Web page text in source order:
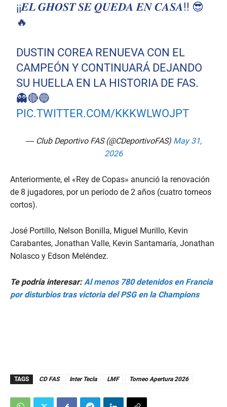
¡¡𝑬𝑳 𝑮𝑯𝑶𝑺𝑻 𝑺𝑬 𝑸𝑼𝑬𝑫𝑨 𝑬𝑵 𝑪𝑨𝑺𝑨!! 😎
🔥
DUSTIN COREA RENUEVA CON EL
CAMPEÓN Y CONTINUARÁ DEJANDO
SU HUELLA EN LA HISTORIA DE FAS.
👻🔴🔵
PIC.TWITTER.COM/KKKWLWOJPT
— Club Deportivo FAS (@CDeportivoFAS) May 31,
2026
Anteriormente, el «Rey de Copas» anunció la renovación
de 8 jugadores, por un período de 2 años (cuatro torneos
cortos).
José Portillo, Nelson Bonilla, Miguel Murillo, Kevin
Carabantes, Jonathan Valle, Kevin Santamaría, Jonathan
Nolasco y Edson Meléndez.
Te podría interesar:Al menos 780 detenidos en Francia
por disturbios tras victoria del PSG en la Champions
TAGS CD FAS Inter Tecla LMF Torneo Apertura 2026